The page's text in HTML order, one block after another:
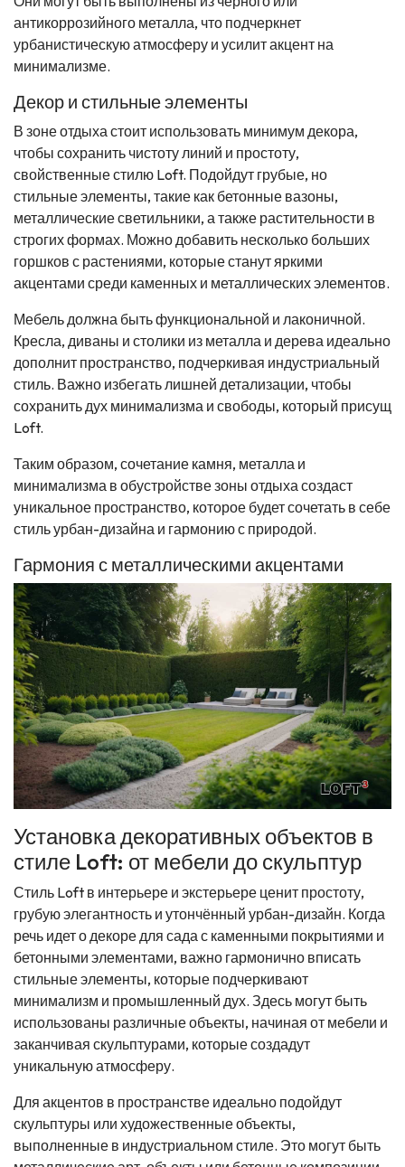
антикоррозийного металла, что подчеркнет
урбанистическую атмосферу и усилит акцент на
минимализме.
Декор и стильные элементы
В зоне отдыха стоит использовать минимум декора,
чтобы сохранить чистоту линий и простоту,
свойственные стилю Loft. Подойдут грубые, но
стильные элементы, такие как бетонные вазоны,
металлические светильники, а также растительности в
строгих формах. Можно добавить несколько больших
горшков с растениями, которые станут яркими
акцентами среди каменных и металлических элементов.
Мебель должна быть функциональной и лаконичной.
Кресла, диваны и столики из металла и дерева идеально
дополнит пространство, подчеркивая индустриальный
стиль. Важно избегать лишней детализации, чтобы
сохранить дух минимализма и свободы, который присущ
Loft.
Таким образом, сочетание камня, металла и
минимализма в обустройстве зоны отдыха создаст
уникальное пространство, которое будет сочетать в себе
стиль урбан-дизайна и гармонию с природой.
Гармония с металлическими акцентами
Установка декоративных объектов в
стиле Loft: от мебели до скульптур
Стиль Loft в интерьере и экстерьере ценит простоту,
грубую элегантность и утончённый урбан-дизайн. Когда
речь идет о декоре для сада с каменными покрытиями и
бетонными элементами, важно гармонично вписать
стильные элементы, которые подчеркивают
минимализм и промышленный дух. Здесь могут быть
использованы различные объекты, начиная от мебели и
заканчивая скульптурами, которые создадут
уникальную атмосферу.
Для акцентов в пространстве идеально подойдут
скульптуры или художественные объекты,
выполненные в индустриальном стиле. Это могут быть